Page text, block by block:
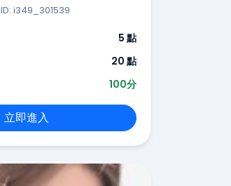
ID: i349_301539
5 點
20 點
100分
立即進入